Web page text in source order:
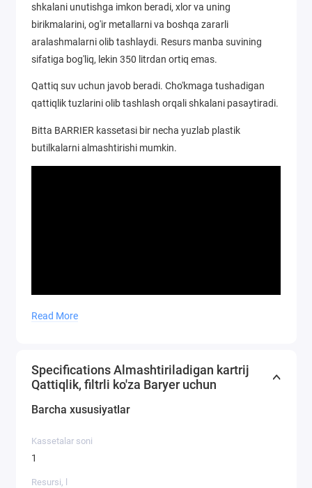
shkalani unutishga imkon beradi, xlor va uning
birikmalarini, og'ir metallarni va boshqa zararli
aralashmalarni olib tashlaydi. Resurs manba suvining
sifatiga bog'liq, lekin 350 litrdan ortiq emas.
Qattiq suv uchun javob beradi. Cho'kmaga tushadigan
qattiqlik tuzlarini olib tashlash orqali shkalani pasaytiradi.
Bitta BARRIER kassetasi bir necha yuzlab plastik
butilkalarni almashtirishi mumkin.
Read More
Specifications Almashtiriladigan kartrij
Qattiqlik, filtrli ko'za Baryer uchun
Barcha xususiyatlar
Kassetalar soni
1
Resursi, l